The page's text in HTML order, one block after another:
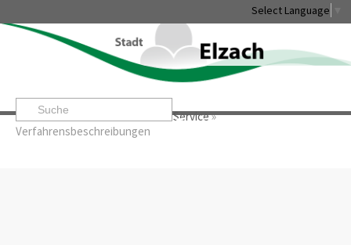
Select Language
Startseite» »Service»
Verfahrensbeschreibungen
Leben & Erleben Rathaus & Service